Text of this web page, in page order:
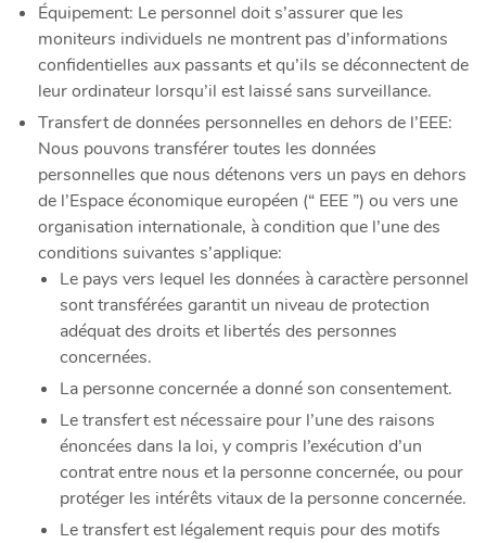
Équipement: Le personnel doit s’assurer que les
moniteurs individuels ne montrent pas d’informations
confidentielles aux passants et qu’ils se déconnectent de
leur ordinateur lorsqu’il est laissé sans surveillance.
Transfert de données personnelles en dehors de l’EEE:
Nous pouvons transférer toutes les données
personnelles que nous détenons vers un pays en dehors
de l’Espace économique européen (“ EEE ”) ou vers une
organisation internationale, à condition que l’une des
conditions suivantes s’applique:
Le pays vers lequel les données à caractère personnel
sont transférées garantit un niveau de protection
adéquat des droits et libertés des personnes
concernées.
La personne concernée a donné son consentement.
Le transfert est nécessaire pour l’une des raisons
énoncées dans la loi, y compris l’exécution d’un
contrat entre nous et la personne concernée, ou pour
protéger les intérêts vitaux de la personne concernée.
Le transfert est légalement requis pour des motifs